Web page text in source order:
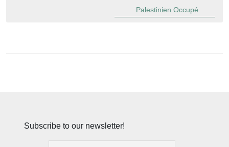
Palestinien Occupé
Subscribe to our newsletter!